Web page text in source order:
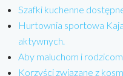
Szafki kuchenne
Hurtownia sportowa
aktywnych.
Aby maluchom i
Korzyści związane z